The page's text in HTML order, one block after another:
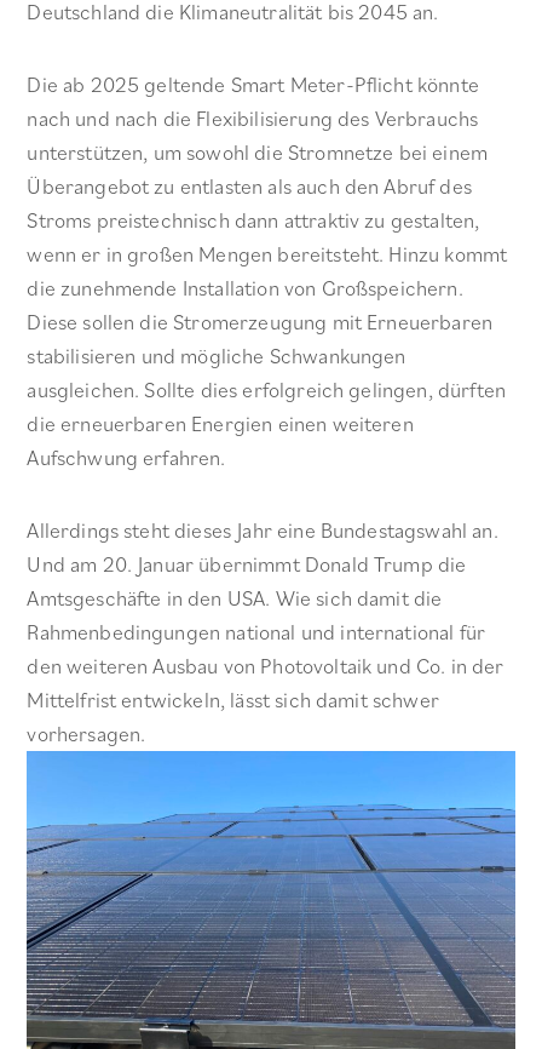
Deutschland die Klimaneutralität bis 2045 an.
Die ab 2025 geltende Smart Meter-Pflicht könnte
nach und nach die Flexibilisierung des Verbrauchs
unterstützen, um sowohl die Stromnetze bei einem
Überangebot zu entlasten als auch den Abruf des
Stroms preistechnisch dann attraktiv zu gestalten,
wenn er in großen Mengen bereitsteht. Hinzu kommt
die zunehmende Installation von Großspeichern.
Diese sollen die Stromerzeugung mit Erneuerbaren
stabilisieren und mögliche Schwankungen
ausgleichen. Sollte dies erfolgreich gelingen, dürften
die erneuerbaren Energien einen weiteren
Aufschwung erfahren.
Allerdings steht dieses Jahr eine Bundestagswahl an.
Und am 20. Januar übernimmt Donald Trump die
Amtsgeschäfte in den USA. Wie sich damit die
Rahmenbedingungen national und international für
den weiteren Ausbau von Photovoltaik und Co. in der
Mittelfrist entwickeln, lässt sich damit schwer
vorhersagen.